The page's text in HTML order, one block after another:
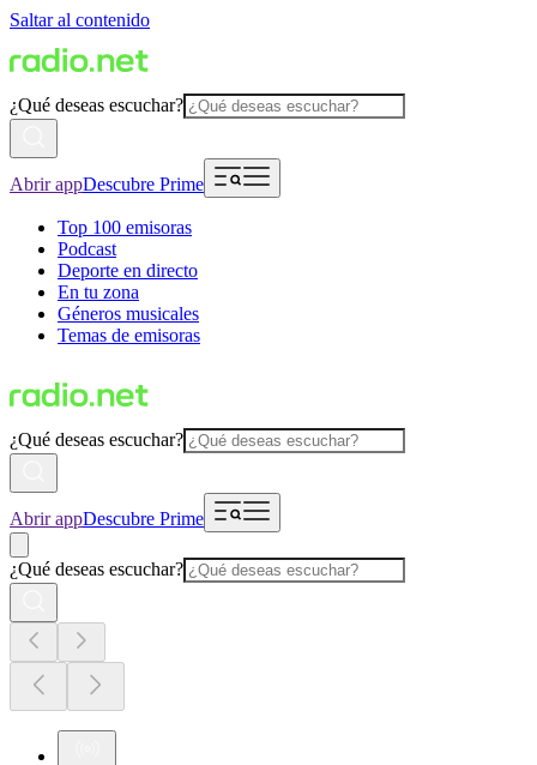
Saltar al contenido
¿Qué deseas escuchar?
Abrir appDescubre Prime
Top 100 emisoras
Podcast
Deporte en directo
En tu zona
Géneros musicales
Temas de emisoras
¿Qué deseas escuchar?
Abrir appDescubre Prime
¿Qué deseas escuchar?